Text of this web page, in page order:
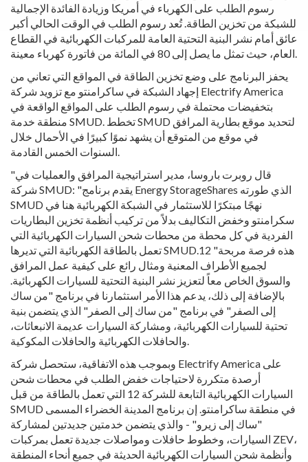
رسوم الطلب على الكهرباء في أمريكا وزيادة الفائدة الإجمالية
للشبكة من تخزين الطاقة. تُعد رسوم الطلب في الوقت الحالي أكبر
عائق أمام نشر البنية التحتية العامة للمركبات الكهربائية في القطاع
العام، حيث تمثل ما يصل إلى 80 في المائة من فاتورة كهرباء معينة.
يحفز البرنامج على وضع تخزين الطاقة في المواقع التي تعاني من
إجهاد الشبكة في ساكرامنتو مع تزويد شركة Electrify America
بتخفيضات محتملة في رسوم الطلب على المواقع الواقعة في
منطقة خدمة SMUD. تخطط SMUD لتحديد موقع بطارية المرافق
في موقع من المتوقع أن يشهد نموًا كبيرًا في الأحمال خلال
السنوات الخمس القادمة.
"قال روبرت باروسا، مدير استراتيجية المرافق والعمليات في
شركة SMUD: "يقدم برنامج Energy StorageShares الذي طورته
SMUD نهجًا مبتكرًا للاستثمار في الشبكة الكهربائية هنا في
سكرامنتو وخفض التكاليف بدلاً من تركيب أنظمة تخزين البطاريات
الفردية في كل محطة من محطات شحن السيارات الكهربائية التي
تعمل بالطاقة الكهربائية التي تديرها SMUD.12 "هذه فرصة مربحة
لجميع الأطراف المعنية ومثال رائع على كيفية عمل المرافق
والسوق الخاص معاً لتعزيز نشر البنية التحتية للسيارات الكهربائية.
بالإضافة إلى ذلك، يدعم هذا الأمر استثمارنا في برنامج "من ساك
إلى الصفر" في برنامج "من ساك إلى الصفر" الذي يتضمن بنية
تحتية للسيارات الكهربائية، ومشاركة السيارات عديمة الانبعاثات،
والحافلات الكهربائية والحافلات المكوكية.
وبموجب هذه الاتفاقية، ستحصل شركة Electrify America على
أرصدة متكررة لاحتياجات خفض الطلب في محطات شحن
السيارات الكهربائية التابعة للشركة 12 التي تعمل بالطاقة من قبل
SMUD في منطقة ساكرامنتو. إن برنامج المدينة الخضراء المسمى
"ساك إلى زيرو" - والذي يتضمن خدمتين جديدتين لمشاركة
السيارات، وخطوط حافلات ومواصلات جديدة تعمل بمركبات ZEV،
وأنظمة شحن السيارات الكهربائية الحديثة في جميع أنحاء المنطقة